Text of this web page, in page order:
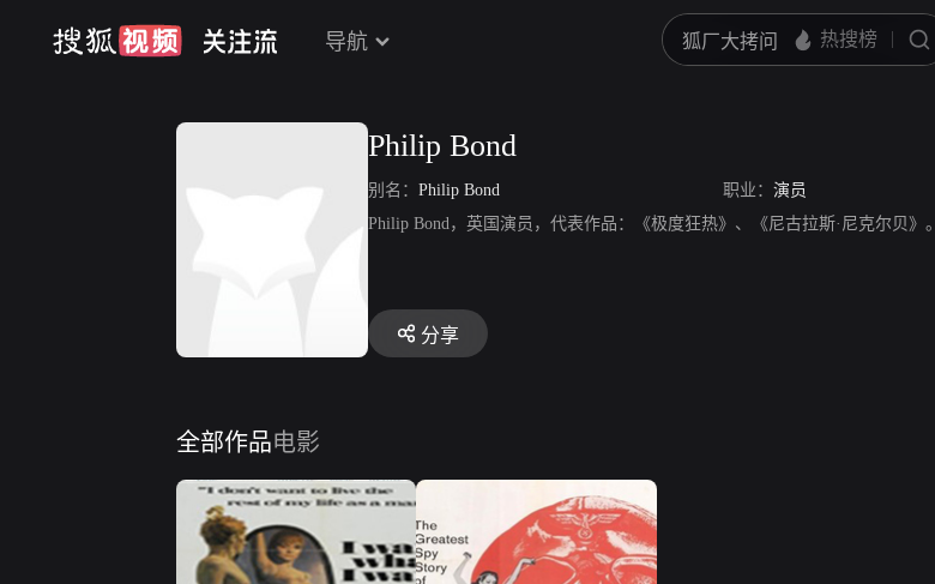
导航
Philip Bond
别名： Philip Bond 职业： 演员
Philip Bond，英国演员，代表作品：《极度狂热》、《尼古拉斯·尼克尔贝》。
分享
全部作品电影